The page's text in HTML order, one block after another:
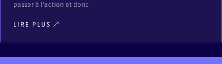
passer à l’action et donc
LIRE PLUS